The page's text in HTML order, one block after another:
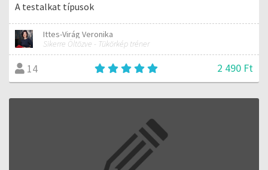
A testalkat típusok
Ittes-Virág Veronika
Sikerre Öltözve - Tükörkép tréner
14 2 490 Ft